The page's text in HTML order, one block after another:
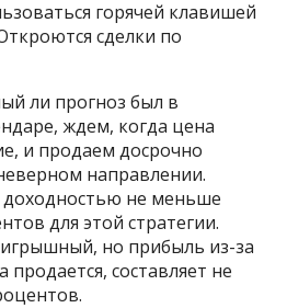
горячей клавишей
сделки по
ли прогноз был в
ждем, когда цена
и продаем досрочно
направлении.
не меньше
для этой стратегии.
но прибыль из-за
продается, составляет не